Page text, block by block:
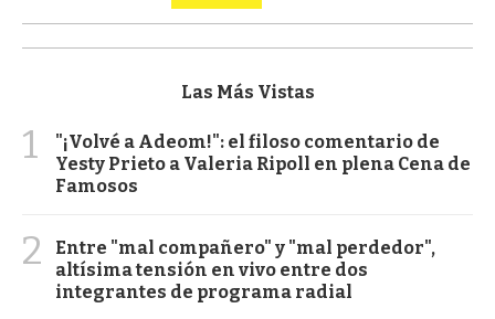
Las Más Vistas
1
"¡Volvé a Adeom!": el filoso comentario de
Yesty Prieto a Valeria Ripoll en plena Cena de
Famosos
2
Entre "mal compañero" y "mal perdedor",
altísima tensión en vivo entre dos
integrantes de programa radial